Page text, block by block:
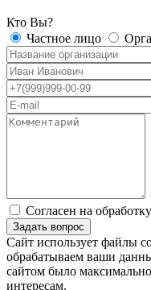
Кто Вы?
Частное лицо
Согласен на обработку
Сайт использует файлы
обрабатываем ваши
сайтом было
интересам.